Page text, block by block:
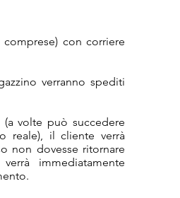
con corriere
verranno spediti
volte può succedere
reale), il cliente verrà
non dovesse ritornare
immediatamente